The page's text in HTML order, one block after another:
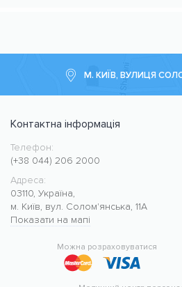
М. КИЇВ, ВУЛИЦЯ
Контактна інформація
Медичний центр CMC MED
https://cmcmed.clinic
Телефон:
(+38 044) 206 2000
Адреса:
03110, Україна,
м. Київ, вул. Солом'янська, 11А
Показати на мапі
Можна розраховуватися